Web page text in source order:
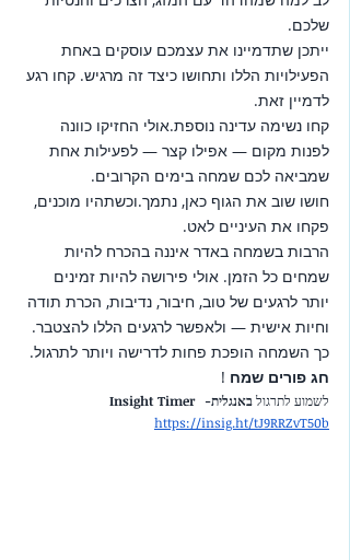
שלכם.
ייתכן שתדמיינו את עצמכם עוסקים באחת
הפעילויות הללו ותחושו כיצד זה מרגיש. קחו רגע
לדמיין זאת.
קחו נשימה עדינה נוספת.אולי החזיקו כוונה
לפנות מקום — אפילו קצר — לפעילות אחת
שמביאה לכם שמחה בימים הקרובים.
חושו שוב את הגוף כאן, נתמך.וכשתהיו מוכנים,
פקחו את העיניים לאט.
הרבות בשמחה באדר איננה בהכרח להיות
שמחים כל הזמן. אולי פירושה להיות זמינים
יותר לרגעים של טוב, חיבור, נדיבות, הכרת תודה
וחיות אישית — ולאפשר לרגעים הללו להצטבר.
כך השמחה הופכת פחות לדרישה ויותר לתרגול.
חג פורים שמח !
לשמוע לתרגול באנגלית-  Insight Timer
https://insig.ht/tJ9RRZvT50b